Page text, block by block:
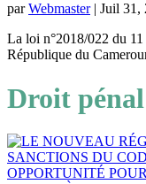
parWebmaster| Juil 31,
La loi n°2018/022 du
République du
Droit pénal